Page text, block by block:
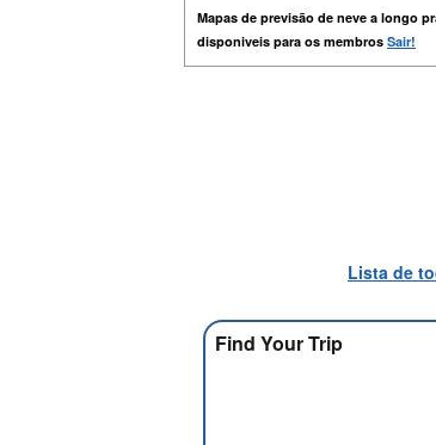
Mapas de previsão de neve a longo
disponiveis para os membros Sair!
Lista de
Find Your Trip